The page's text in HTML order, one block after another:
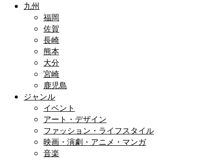
九州
福岡
佐賀
長崎
熊本
大分
宮崎
鹿児島
ジャンル
イベント
アート・デザイン
ファッション・ライフスタイル
映画・演劇・アニメ・マンガ
音楽